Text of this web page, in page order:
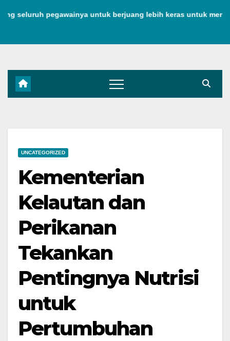
pegawainya untuk berjuang lebih keras untuk menjaga
UNCATEGORIZED
Kementerian
Kelautan dan
Perikanan
Tekankan
Pentingnya Nutrisi
untuk
Pertumbuhan